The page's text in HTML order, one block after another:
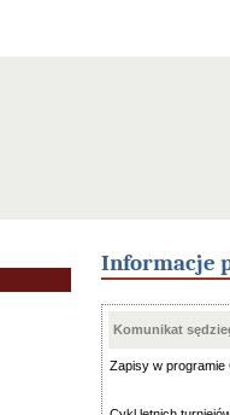
Informacje
Komunikat
Zapisy w programie